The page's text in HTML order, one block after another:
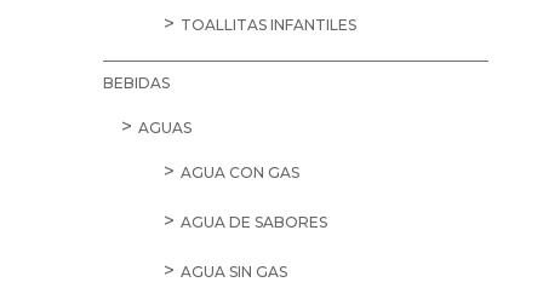
TOALLITAS INFANTILES
BEBIDAS
AGUAS
AGUA CON GAS
AGUA DE SABORES
AGUA SIN GAS